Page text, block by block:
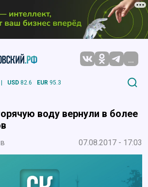
...
| USD 82.6 EUR 95.3
воду вернули в более
07.08.2017 - 17:03